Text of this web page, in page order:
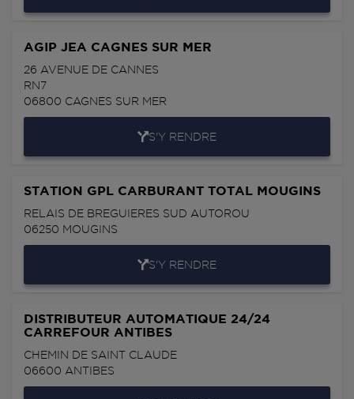
AGIP JEA CAGNES SUR MER
26 AVENUE DE CANNES
RN7
06800 CAGNES SUR MER
S'Y RENDRE
STATION GPL CARBURANT TOTAL MOUGINS
RELAIS DE BREGUIERES SUD AUTOROU
06250 MOUGINS
S'Y RENDRE
DISTRIBUTEUR AUTOMATIQUE 24/24
CARREFOUR ANTIBES
CHEMIN DE SAINT CLAUDE
06600 ANTIBES